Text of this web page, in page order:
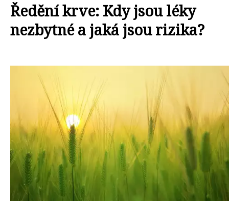
Ředění krve: Kdy jsou léky
nezbytné a jaká jsou rizika?